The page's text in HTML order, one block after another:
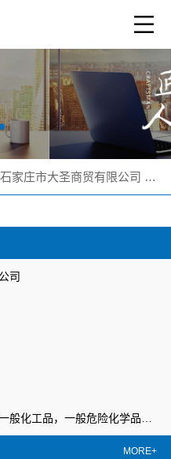
司
MORE+
石家庄市大圣商贸有限公司 >